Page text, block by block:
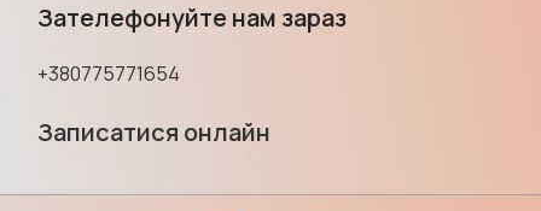
Зателефонуйте нам зараз
+380775771654
Записатися онлайн